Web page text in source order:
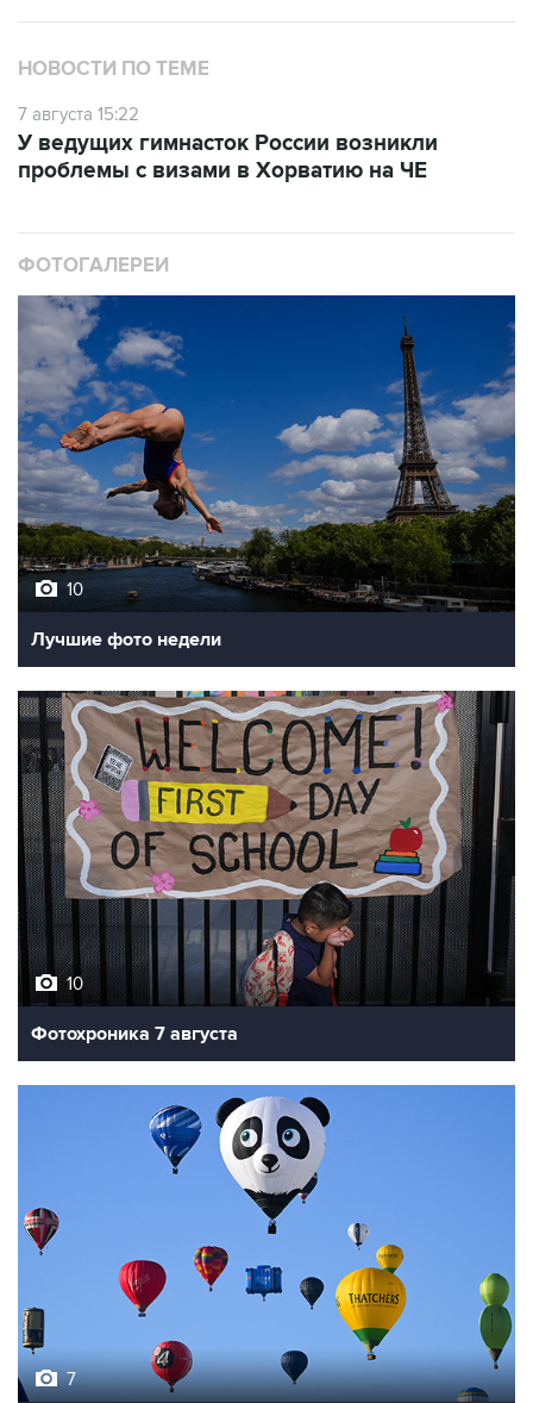
НОВОСТИ ПО ТЕМЕ
7 августа 15:22
У ведущих гимнасток России возникли
проблемы с визами в Хорватию на ЧЕ
ФОТОГАЛЕРЕИ
10
Лучшие фото недели
10
Фотохроника 7 августа
7